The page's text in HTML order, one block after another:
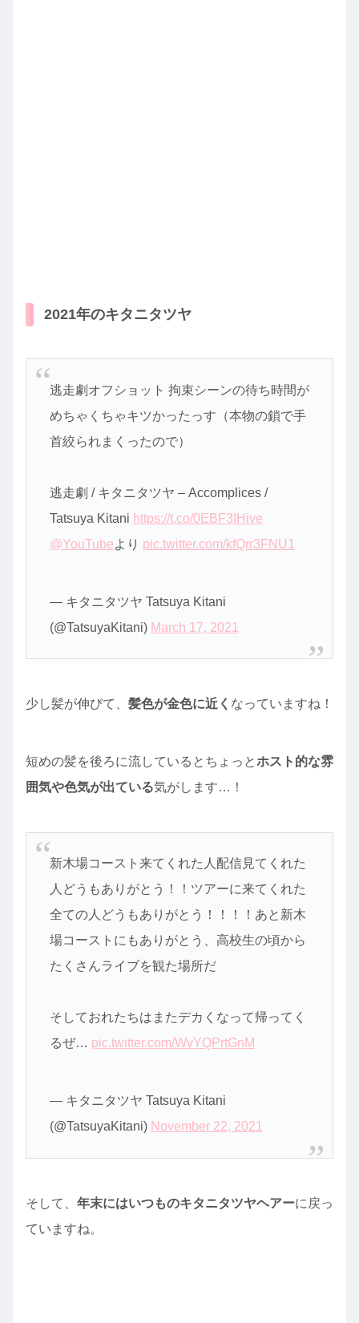
2021年のキタニタツヤ
逃走劇オフショット 拘束シーンの待ち時間が
めちゃくちゃキツかったっす（本物の鎖で手
首絞られまくったので）
逃走劇 / キタニタツヤ – Accomplices /
Tatsuya Kitani https://t.co/0EBF3IHive
@YouTubeより pic.twitter.com/kfQrr3FNU1
— キタニタツヤ Tatsuya Kitani
(@TatsuyaKitani) March 17, 2021
少し髪が伸びて、 髪色が金色に近く なっていますね！
短めの髪を後ろに流しているとちょっとホスト的な雰
囲気や色気が出ている気がします…！
新木場コースト来てくれた人配信見てくれた
人どうもありがとう！！ツアーに来てくれた
全ての人どうもありがとう！！！！あと新木
場コーストにもありがとう、高校生の頃から
たくさんライブを観た場所だ
そしておれたちはまたデカくなって帰ってく
るぜ… pic.twitter.com/WvYQPrtGnM
— キタニタツヤ Tatsuya Kitani
(@TatsuyaKitani) November 22, 2021
そして、 年末にはいつものキタニタツヤヘアーに戻っ
ていますね。